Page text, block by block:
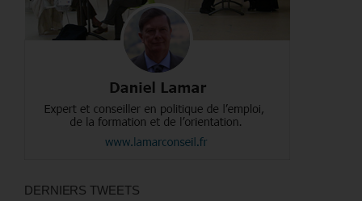
DERNIERS TWEETS